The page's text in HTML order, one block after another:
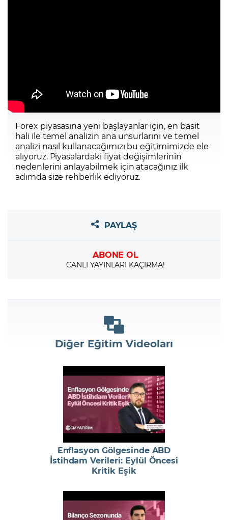
Forex piyasasına yeni başlayanlar için, en basit
hali ile temel analizin ana unsurlarını ve temel
analizi nasıl kullanacağımızı bu eğitimimizde ele
alıyoruz. Piyasalardaki fiyat değişimlerinin
nedenlerini anlayabilmek için atacağınız ilk
adımda size rehberlik ediyoruz.
PAYLAŞ
ABONE OL
CANLI YAYINLARI KAÇIRMA!
Diğer Eğitim Videoları
Enflasyon Gölgesinde ABD
İstihdam Verileri: Eylül Öncesi
Kritik Eşik